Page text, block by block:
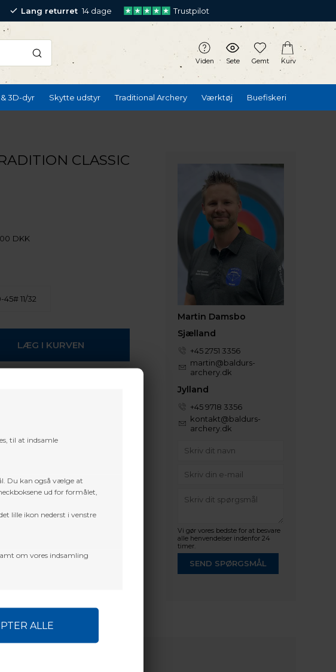
til at indsamle
Du kan også vælge at
ud for formålet,
lille ikon nederst i venstre
om vores indsamling
Lang returret 14 dage Trustpilot
Viden Sete Gemt Kurv
3D-dyr Skytte udstyr Traditional Archery Værktøj Buefiskeri
CLASSIC
DKK
45# 11/32
Martin Damsbo
Sjælland
+45 2751 3356
martin@baldurs-
archery.dk
Jylland
+45 9718 3356
kontakt@baldurs-
archery.dk
Vi gør vores bedste for at besvare
alle henvendelser indenfor 24
timer.
SEND SPØRGSMÅL